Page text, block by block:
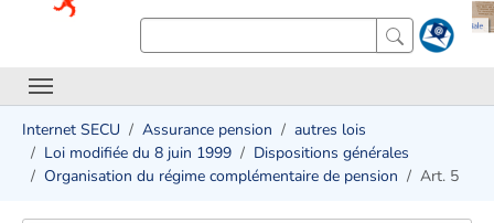
Internet SECU Assurance pension
autres lois
Loi modifiée du 8 juin 1999
Dispositions générales
Organisation du régime complémentaire de pension
Art. 5